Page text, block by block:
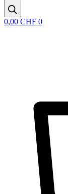
0,00 CHF 0